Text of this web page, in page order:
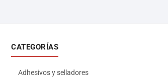
CATEGORÍAS
Adhesivos y selladores